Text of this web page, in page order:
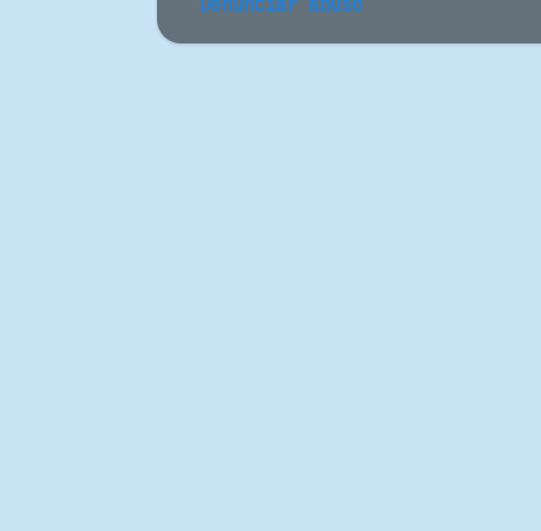
Denunciar abuso